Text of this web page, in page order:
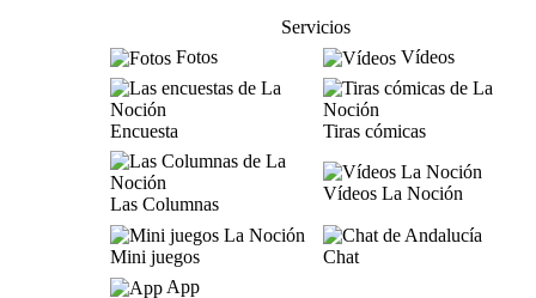
Servicios
Fotos
Vídeos
Encuesta Tiras cómicas
Las Columnas
Vídeos La Noción
Mini juegos
Chat
App